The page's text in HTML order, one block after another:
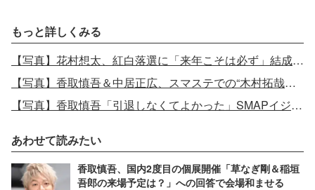
もっと詳しくみる
【写真】花村想太、紅白落選に「来年こそは必ず」結成10周年でレコ大受賞
【写真】香取慎吾＆中居正広、スマステでの“木村拓哉へのメッセージ”が話題に
【写真】香取慎吾「引退しなくてよかった」SMAPイジりへの返答スピーチに拍手喝采
あわせて読みたい
香取慎吾、国内2度目の個展開催「草なぎ剛＆稲垣
吾郎の来場予定は？」への回答で会場和ませる